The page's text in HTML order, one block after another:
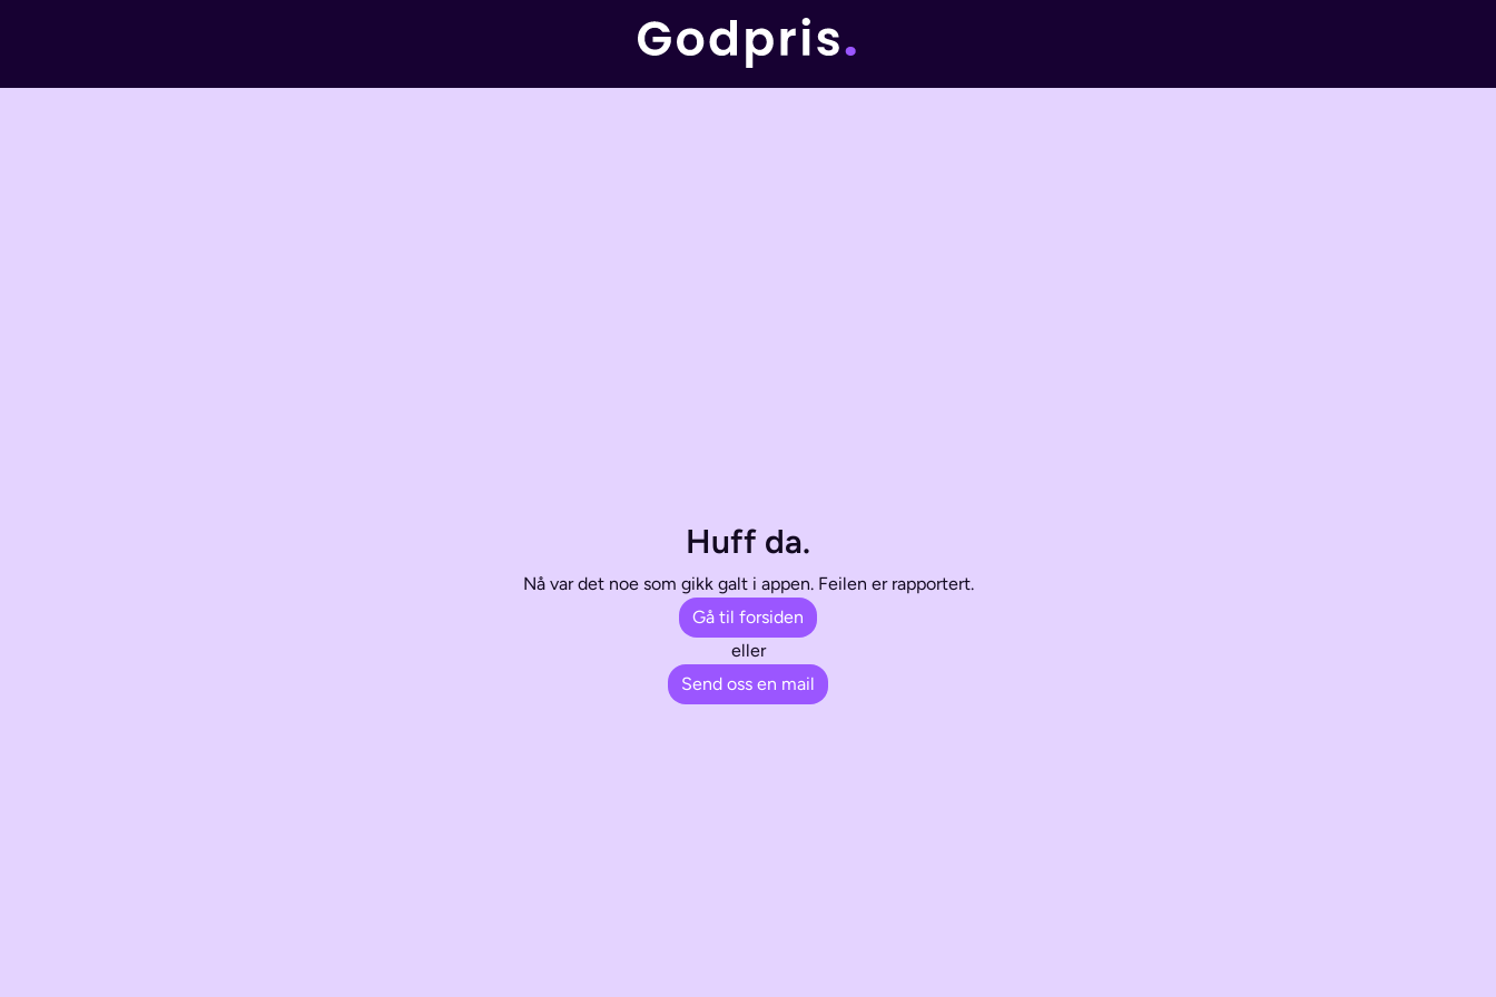
Huff da.
Nå var det noe som gikk galt i appen. Feilen er rapportert.
Gå til forsiden
eller
Send oss en mail